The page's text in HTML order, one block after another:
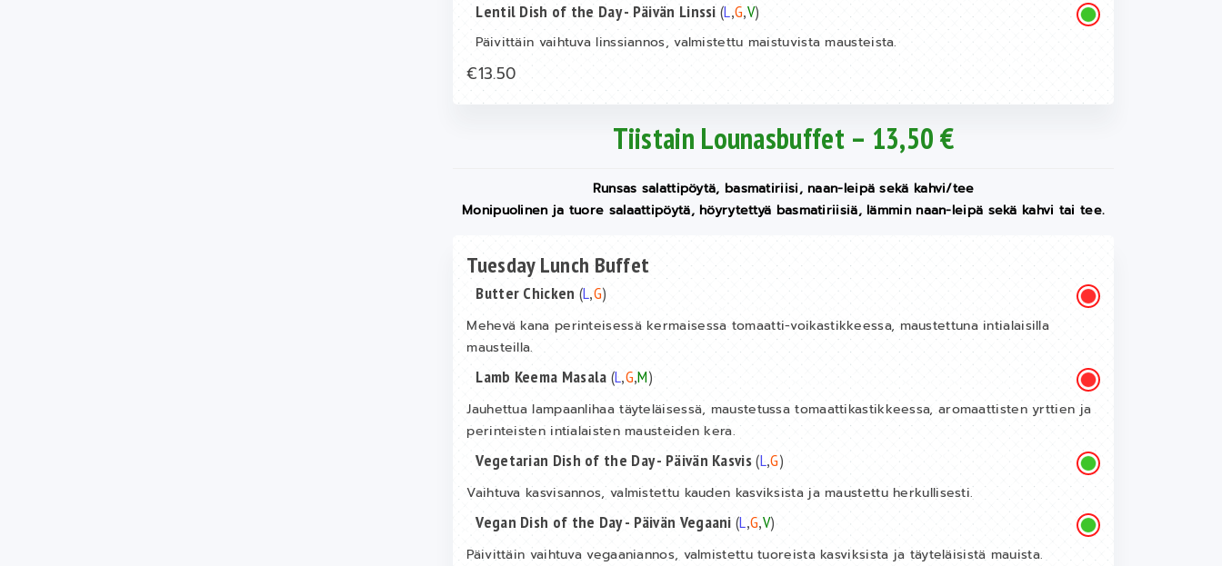
Lentil Dish of the Day - Päivän Linssi(L,G,V)
Päivittäin vaihtuva linssiannos, valmistettu maistuvista mausteista.
€13.50
Tiistain Lounasbuffet – 13,50 €
Runsas salattipöytä, basmatiriisi, naan-leipä sekä kahvi/tee
Monipuolinen ja tuore salaattipöytä, höyrytettyä basmatiriisiä, lämmin naan-leipä sekä kahvi tai tee.
Tuesday Lunch Buffet
Butter Chicken (L,G)
Mehevä kana perinteisessä kermaisessa tomaatti-voikastikkeessa, maustettuna intialaisilla
mausteilla.
Lamb Keema Masala (L,G,M)
Jauhettua lampaanlihaa täyteläisessä, maustetussa tomaattikastikkeessa, aromaattisten yrttien ja
perinteisten intialaisten mausteiden kera.
Vegetarian Dish of the Day - Päivän Kasvis(L,G)
Vaihtuva kasvisannos, valmistettu kauden kasviksista ja maustettu herkullisesti.
Vegan Dish of the Day - Päivän Vegaani (L,G,V)
Päivittäin vaihtuva vegaaniannos, valmistettu tuoreista kasviksista ja täyteläisistä mauista.